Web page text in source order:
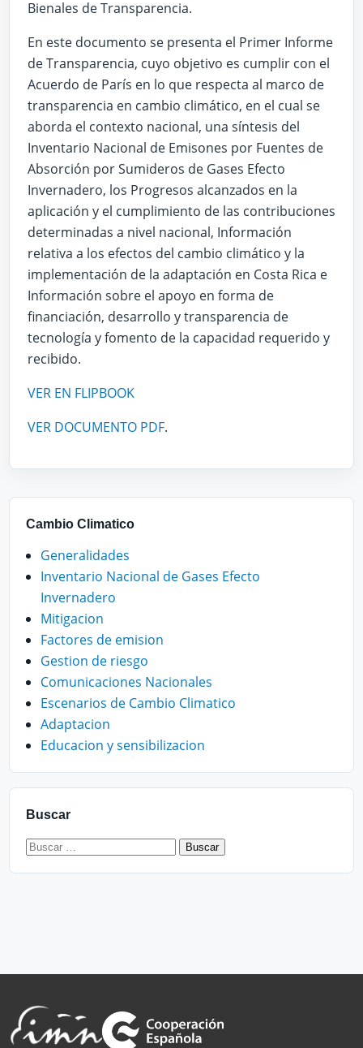
Bienales de Transparencia.
En este documento se presenta el Primer Informe
de Transparencia, cuyo objetivo es cumplir con el
Acuerdo de París en lo que respecta al marco de
transparencia en cambio climático, en el cual se
aborda el contexto nacional, una síntesis del
Inventario Nacional de Emisones por Fuentes de
Absorción por Sumideros de Gases Efecto
Invernadero, los Progresos alcanzados en la
aplicación y el cumplimiento de las contribuciones
determinadas a nivel nacional, Información
relativa a los efectos del cambio climático y la
implementación de la adaptación en Costa Rica e
Información sobre el apoyo en forma de
financiación, desarrollo y transparencia de
tecnología y fomento de la capacidad requerido y
recibido.
VER EN FLIPBOOK
VER DOCUMENTO PDF.
Cambio Climatico
Generalidades
Inventario Nacional de Gases Efecto
Invernadero
Mitigacion
Factores de emision
Gestion de riesgo
Comunicaciones Nacionales
Escenarios de Cambio Climatico
Adaptacion
Educacion y sensibilizacion
Buscar
Buscar: